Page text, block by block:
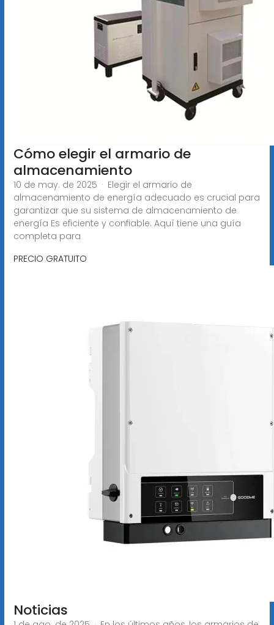
Cómo elegir el armario de
almacenamiento
10 de may. de 2025 · Elegir el armario de
almacenamiento de energía adecuado es crucial para
garantizar que su sistema de almacenamiento de
energía Es eficiente y confiable. Aquí tiene una guía
completa para
PRECIO GRATUITO
Noticias